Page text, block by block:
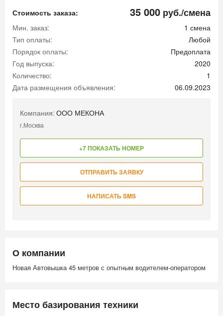
Стоимость заказа: 35 000 руб./смена
Мин. заказ:
1 смена
Тип оплаты:
Любой
Порядок оплаты:
Предоплата
Год выпуска:
2020
Количество:
1
Дата размещения объявления:
06.09.2023
Компания: ООО МЕКОНА
г.Москва
+7 ПОКАЗАТЬ НОМЕР
ОТПРАВИТЬ ЗАЯВКУ
НАПИСАТЬ SMS
О компании
Новая Автовышка 45 метров с опытным водителем-оператором
Место базирования техники